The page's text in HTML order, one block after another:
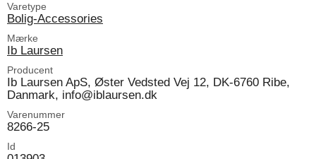
Varetype
Bolig-Accessories
Mærke
Ib Laursen
Producent
Ib Laursen ApS, Øster Vedsted Vej 12, DK-6760 Ribe,
Danmark, info@iblaursen.dk
Varenummer
8266-25
Id